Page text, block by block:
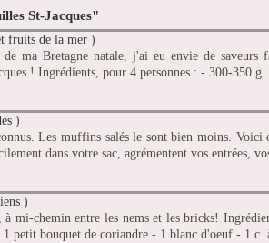
St-Jacques"
fruits de la mer )
ma Bretagne natale, j'ai eu envie de saveurs
! Ingrédients, pour 4 personnes : - 300-350 g.
)
Les muffins salés le sont bien moins.
dans votre sac, agrémentent vos entrées,
)
à mi-chemin entre les nems et les bricks!
petit bouquet de coriandre - 1 blanc d'oeuf - 1